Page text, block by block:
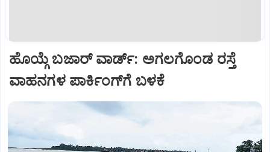
ಹೊಯ್ಗೆ ಬಜಾರ್‌ ವಾರ್ಡ್‌: ಅಗಲಗೊಂಡ ರಸ್ತೆ
ವಾಹನಗಳ ಪಾರ್ಕಿಂಗ್‌ಗೆ ಬಳಕೆ